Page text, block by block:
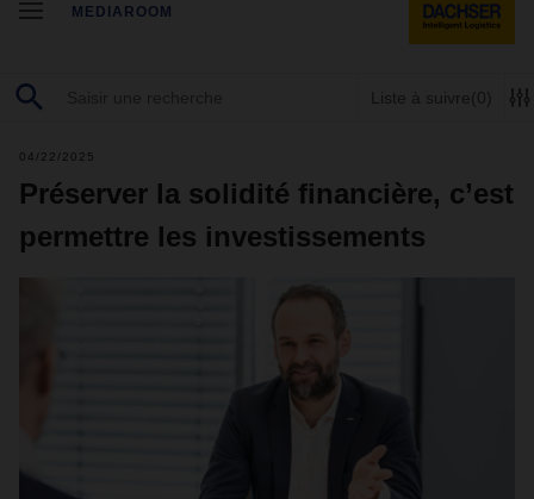
MEDIAROOM
Liste à suivre(0)
04/22/2025
Préserver la solidité financière, c’est
permettre les investissements